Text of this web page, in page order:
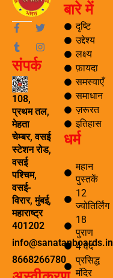
F
a
c
e
b
o
o
k
-
f
T
i
t
T
u
m
b
l
r
I
s
a
m
संपर्क
108,
प्रथम तल,
मेहता
चेम्बर, वसई
स्टेशन रोड,
वसई
पश्चिम,
वसई-
विरार, मुंबई,
महाराष्ट्र
401202
info@sanatanboards.in
8668266780
बारे में
दृष्टि
उद्देश्य
लक्ष्य
फ़ायदा
समस्याएँ
समाधान
ज़रूरत
इतिहास
धर्म
महान
पुस्तकें
12
ज्योतिर्लिंग
18
पुराण
4 वेद
प्रसिद्ध
मंदिर